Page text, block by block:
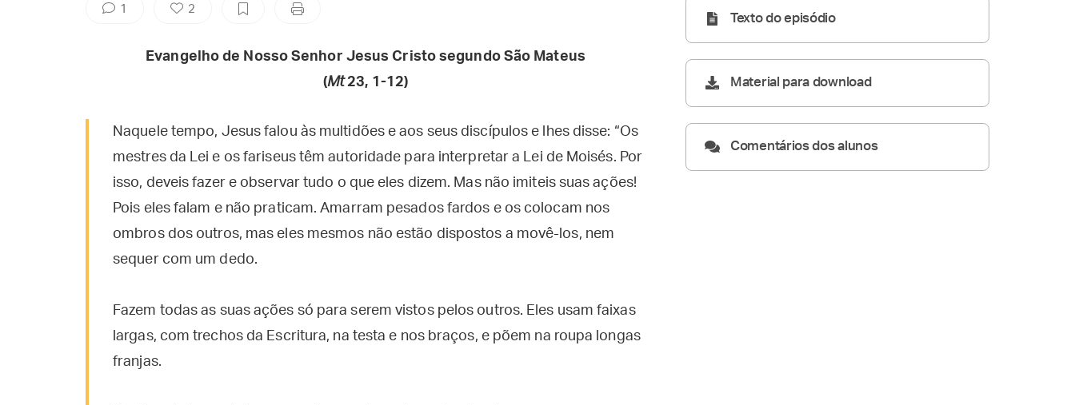
1 2
Evangelho de Nosso Senhor Jesus Cristo segundo São Mateus
(Mt23, 1-12)
Naquele tempo, Jesus falou às multidões e aos seus discípulos e lhes disse: “Os
mestres da Lei e os fariseus têm autoridade para interpretar a Lei de Moisés. Por
isso, deveis fazer e observar tudo o que eles dizem. Mas não imiteis suas ações!
Pois eles falam e não praticam. Amarram pesados fardos e os colocam nos
ombros dos outros, mas eles mesmos não estão dispostos a movê-los, nem
sequer com um dedo.
Fazem todas as suas ações só para serem vistos pelos outros. Eles usam faixas
largas, com trechos da Escritura, na testa e nos braços, e põem na roupa longas
franjas.
Texto do episódio
Material para download
Comentários dos alunos